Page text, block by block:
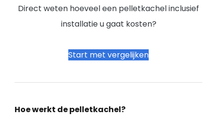
Direct weten hoeveel een pelletkachel inclusief
installatie u gaat kosten?
Start met vergelijken
Hoe werkt de pelletkachel?